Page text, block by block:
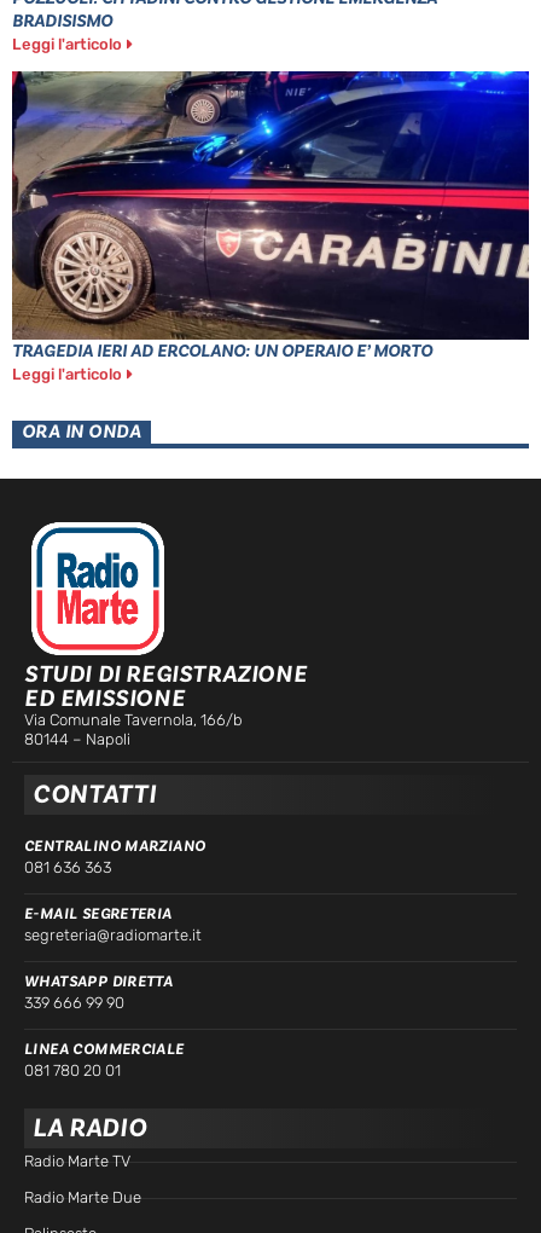
BRADISISMO
Leggi l'articolo
TRAGEDIA IERI AD ERCOLANO: UN OPERAIO E’ MORTO
Leggi l'articolo
ORA IN ONDA
STUDI DI REGISTRAZIONE
ED EMISSIONE
Via Comunale Tavernola, 166/b
80144 – Napoli
CONTATTI
CENTRALINO MARZIANO
081 636 363
E-MAIL SEGRETERIA
segreteria@radiomarte.it
WHATSAPP DIRETTA
339 666 99 90
LINEA COMMERCIALE
081 780 20 01
LA RADIO
Radio Marte TV
Radio Marte Due